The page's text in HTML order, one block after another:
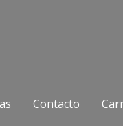
Contacto